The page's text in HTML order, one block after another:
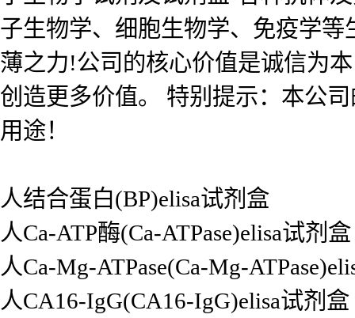
子生物学、细胞生物学、免疫学
薄之力!公司的核心价值是诚信为
创造更多价值。 特别提示：本公
用途！
人结合蛋白(BP)elisa试剂盒
人Ca-ATP酶(Ca-ATPase)elisa试剂盒
人Ca-Mg-ATPase(Ca-Mg-
人CA16-IgG(CA16-IgG)elisa试剂盒